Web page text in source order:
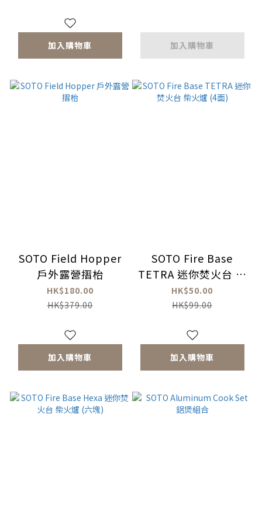
加入購物車 加入購物車
SOTO Field Hopper
戶外露營摺枱
HK$180.00
HK$379.00
加入購物車
SOTO Fire Base
TETRA 迷你焚火台 柴
火爐 (4面)
HK$50.00
HK$99.00
加入購物車